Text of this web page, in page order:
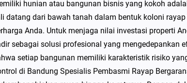
hunian atau bangunan bisnis yang kokoh
datang dari bawah tanah dalam bentuk koloni
Anda. Untuk menjaga nilai investasi properti
sebagai solusi profesional yang mengedepankan
setiap bangunan memiliki karakteristik risiko
di Bandung Spesialis Pembasmi Rayap